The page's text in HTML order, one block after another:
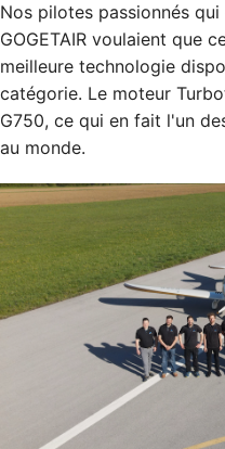
Nos pilotes passionnés
GOGETAIR voulaient que
meilleure technologie
catégorie. Le moteur
G750, ce qui en fait l'un
au monde.